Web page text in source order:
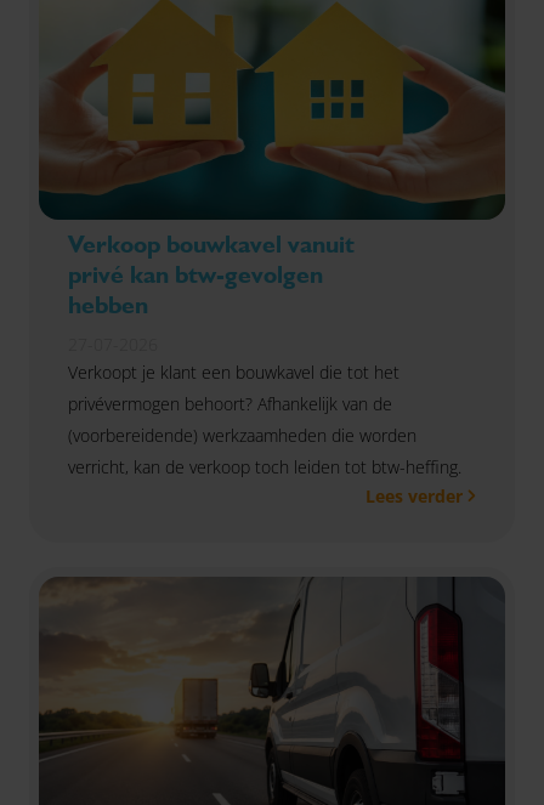
Verkoop bouwkavel vanuit
privé kan btw-gevolgen
hebben
Verkoopt je klant een bouwkavel die tot het
privévermogen behoort? Afhankelijk van de
(voorbereidende) werkzaamheden die worden
verricht, kan de verkoop toch leiden tot btw-heffing.
Lees verder